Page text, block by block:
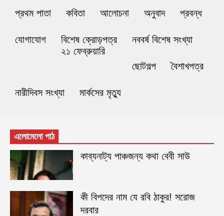
প্রথম পাতা কবিতা আলোচনা অনুবাদ প্রবন্ধ
যোগাযোগ
বিশেষ ক্রোড়পত্র
২১ ফেব্রুয়ারি
নববর্ষ বিশেষ সংখ্যা
ছোটগল্প বৈশাখপত্র
নারীদিবস সংখ্যা মার্কসের মৃত্যু
এলোমেলো পাঠ
কাব্যনাট্য পাঞ্চজন্য কথা বেবী সাউ
কী বিপদের নাম যে রবি ঠাকুর! সরোজ
দরবার